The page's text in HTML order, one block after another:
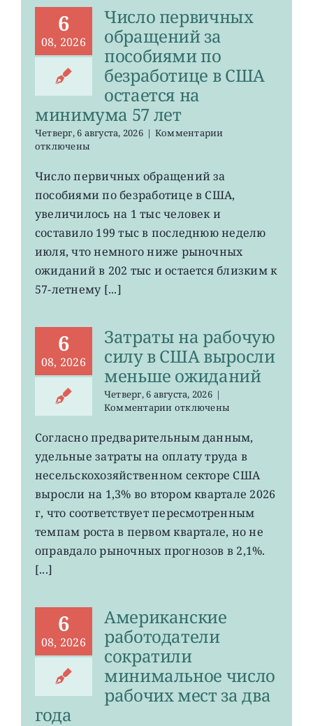
6
08, 2026
Число первичных
обращений за
пособиями по
безработице в США
остается на
минимума 57 лет
Четверг, 6 августа, 2026 | Комментариик
первичных
за
безработице
в
остается
лет
отключены
Число первичных обращений за
пособиями по безработице в США,
увеличилось на 1 тыс человек и
составило 199 тыс в последнюю неделю
июля, что немного ниже рыночных
ожиданий в 202 тыс и остается близким к
57-летнему [...]
6
08, 2026
Затраты на рабочую
силу в США выросли
меньше ожиданий
Четверг, 6 августа, 2026 |
Комментариик
Затраты
рабочую
силу
США
выросли
ожиданий
отключены
Согласно предварительным данным,
удельные затраты на оплату труда в
несельскохозяйственном секторе США
выросли на 1,3% во втором квартале 2026
г, что соответствует пересмотренным
темпам роста в первом квартале, но не
оправдало рыночных прогнозов в 2,1%.
[...]
6
08, 2026
Американские
работодатели
сократили
минимальное число
рабочих мест за два
года